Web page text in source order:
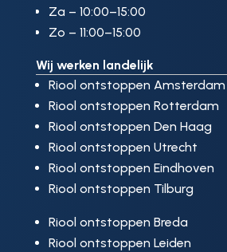
Za – 10:00–15:00
Zo – 11:00–15:00
Wij werken landelijk
Riool ontstoppen Amsterdam
Riool ontstoppen Rotterdam
Riool ontstoppen Den Haag
Riool ontstoppen Utrecht
Riool ontstoppen Eindhoven
Riool ontstoppen Tilburg
Riool ontstoppen Breda
Riool ontstoppen Leiden